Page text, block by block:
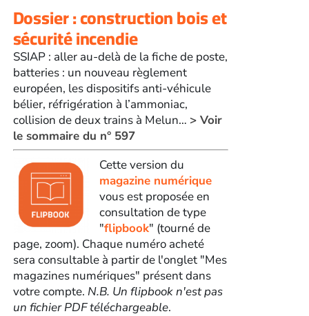
Dossier : construction bois et
sécurité incendie
SSIAP : aller au-delà de la fiche de poste,
batteries : un nouveau règlement
européen, les dispositifs anti-véhicule
bélier, réfrigération à l’ammoniac,
collision de deux trains à Melun… > Voir
le sommaire du n° 597
Cette version du
magazine numérique
vous est proposée en
consultation de type
"flipbook" (tourné de
page, zoom). Chaque numéro acheté
sera consultable à partir de l'onglet "Mes
magazines numériques" présent dans
votre compte. N.B. Un flipbook n'est pas
un fichier PDF téléchargeable.